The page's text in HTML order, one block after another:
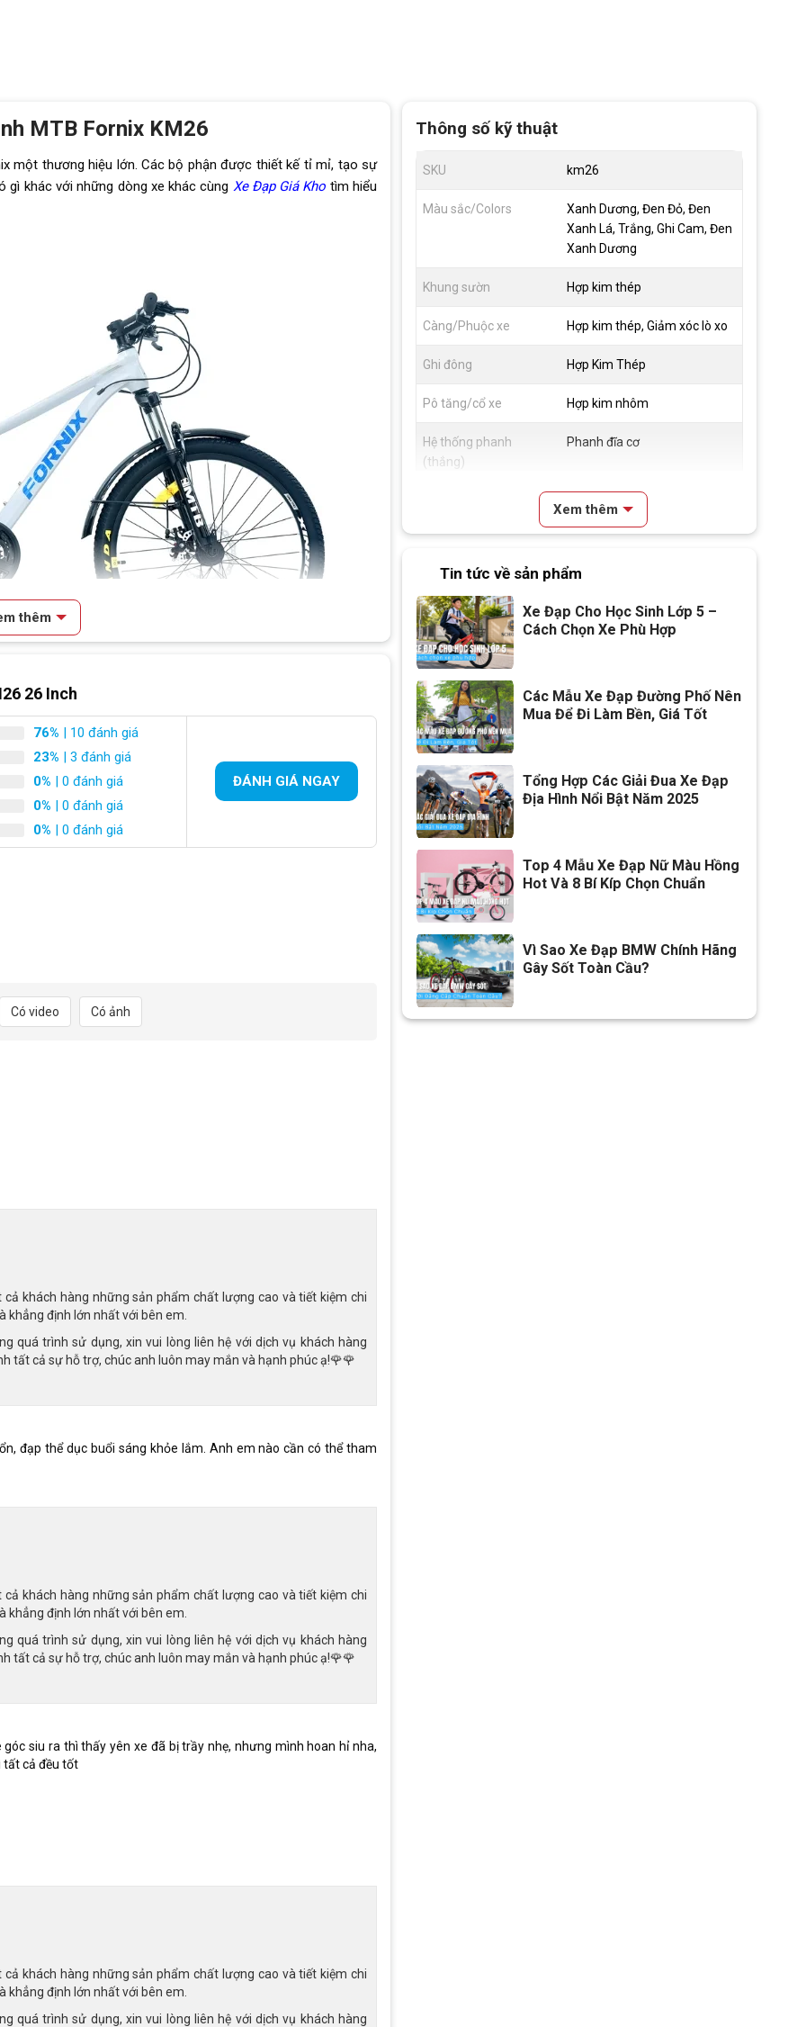
MTB Fornix KM26
một thương hiệu lớn. Các bộ phận được thiết kế tỉ mỉ, tạo sự
gì khác với những dòng xe khác cùng Xe Đạp Giá Kho tìm hiểu
Km26 thể thao năng động
cao từ 1m55 đến 1m80. Mẫu xe chỉ từ 17.5kg nhưng nó lại có
hợp của xe dành cho bạn. Xe Fornix KM26 được thiết kế
tạo sự đẹp mắc cho khách hàng. Mẫu xe phù hợp với rèn
hợp kim thép chắc chắc
lò xo. Nó giúp xe giảm xóc ở những đường gồ ghề. Cùng với
khác nhau. Vì vậy, xe đạp địa hình mtb Fornix KM26 có thể
đường không bằng phẳng.
thêm
26 Inch
76% | 10 đánh giá
23% | 3 đánh giá
0% | 0 đánh giá
0% | 0 đánh giá
0% | 0 đánh giá
ĐÁNH GIÁ NGAY
Có video Có ảnh
khách hàng những sản phẩm chất lượng cao và tiết kiệm chi
khẳng định lớn nhất với bên em.
quá trình sử dụng, xin vui lòng liên hệ với dịch vụ khách hàng
tất cả sự hỗ trợ, chúc anh luôn may mắn và hạnh phúc ạ!🌹🌹
đạp thể dục buổi sáng khỏe lắm. Anh em nào cần có thể tham
khách hàng những sản phẩm chất lượng cao và tiết kiệm chi
khẳng định lớn nhất với bên em.
quá trình sử dụng, xin vui lòng liên hệ với dịch vụ khách hàng
tất cả sự hỗ trợ, chúc anh luôn may mắn và hạnh phúc ạ!🌹🌹
siu ra thì thấy yên xe đã bị trầy nhẹ, nhưng mình hoan hỉ nha,
tất cả đều tốt
khách hàng những sản phẩm chất lượng cao và tiết kiệm chi
khẳng định lớn nhất với bên em.
quá trình sử dụng, xin vui lòng liên hệ với dịch vụ khách hàng
Thông số kỹ thuật
SKU km26
Màu sắc/Colors
Xanh Dương, Đen Đỏ, Đen
Xanh Lá, Trắng, Ghi Cam, Đen
Xanh Dương
Khung sườn Hợp kim thép
Càng/Phuộc xe Hợp kim thép, Giảm xóc lò xo
Ghi đông Hợp Kim Thép
Pô tăng/cổ xe Hợp kim nhôm
Hệ thống phanh
(thắng)
Phanh đĩa cơ
Hợp kim thép, Bạc Đạn 32H
Vành xe Hợp kim nhôm
Lốp xe Wanda 26x1.95
Tay đề Tay đề bấm xả Shiming 3x7
Tăng tốc trước (Gạt
Tăng tốc sau (Gạt líp) Shiming TZ
Đùi đĩa
đạn
Dĩa
Líp
Sên (xích) MAYA
Kích thước
Yên Da thể thao
Cọc/cốt yên
Xem thêm
Tin tức về sản phẩm
Xe Đạp Cho Học Sinh Lớp 5 –
Cách Chọn Xe Phù Hợp
Các Mẫu Xe Đạp Đường Phố Nên
Mua Để Đi Làm Bền, Giá Tốt
Tổng Hợp Các Giải Đua Xe Đạp
Địa Hình Nổi Bật Năm 2025
Top 4 Mẫu Xe Đạp Nữ Màu Hồng
Hot Và 8 Bí Kíp Chọn Chuẩn
Vì Sao Xe Đạp BMW Chính Hãng
Gây Sốt Toàn Cầu?